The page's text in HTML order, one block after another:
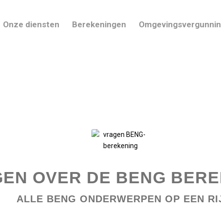
Onze diensten Berekeningen
OVER DE BENG
ALLE BENG ONDERWERPEN OP EEN